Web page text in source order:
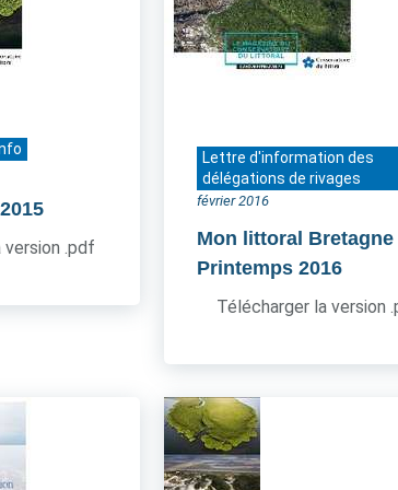
version .pdf
Lettre d'information des
délégations de rivages
février 2016
Mon littoral Bretagne
Printemps 2016
Télécharger la version